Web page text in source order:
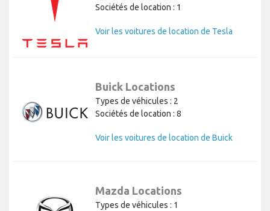
Sociétés de location : 1
Voir les voitures de location de Tesla
Buick Locations
Types de véhicules : 2
Sociétés de location : 8
Voir les voitures de location de Buick
Mazda Locations
Types de véhicules : 1